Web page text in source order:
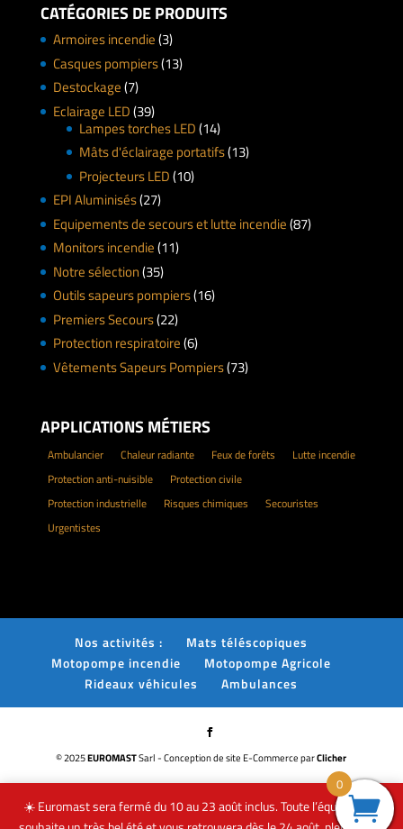
☀️ Euromast sera fermé du 10 au 23 août inclus. Toute l’équipe vous
CATÉGORIES DE PRODUITS
Armoires incendie(3)
Casques pompiers(13)
Destockage(7)
Eclairage LED(39)
Lampes torches LED(14)
Mâts d'éclairage portatifs(13)
Projecteurs LED(10)
EPI Aluminisés(27)
Equipements de secours et lutte incendie(87)
Monitors incendie(11)
Notre sélection(35)
Outils sapeurs pompiers(16)
Premiers Secours(22)
Protection respiratoire(6)
Vêtements Sapeurs Pompiers(73)
APPLICATIONS MÉTIERS
Ambulancier Chaleur radiante Feux de forêts
Lutte incendie
Protection anti-nuisible
Protection civile
Protection industrielle
Risques chimiques
Secouristes
Urgentistes
Nos activités :
Mats téléscopiques
Motopompe incendie
Motopompe Agricole
Rideaux véhicules
Ambulances
© 2025EUROMASTSarl - Conception de site E-Commerce parClicher
0